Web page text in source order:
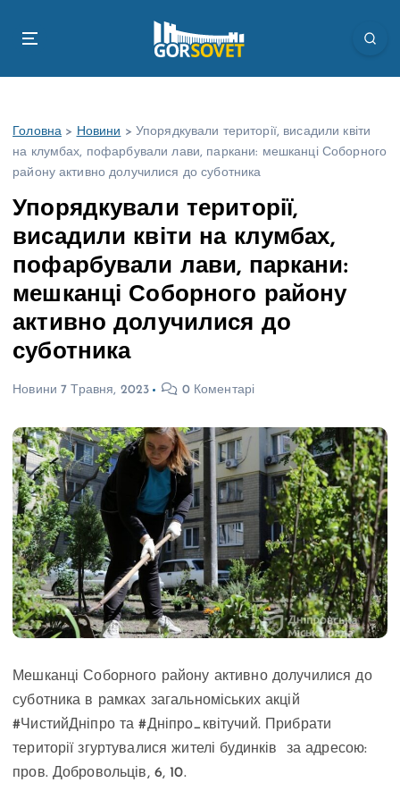
Головна > Новини > Упорядкували території, висадили квіти
на клумбах, пофарбували лави, паркани: мешканці Соборного
району активно долучилися до суботника
Упорядкували території,
висадили квіти на клумбах,
пофарбували лави, паркани:
мешканці Соборного району
активно долучилися до
суботника
Новини 7 Травня, 2023 0 Коментарі
Мешканці Соборного району активно долучилися до
суботника в рамках загальноміських акцій
#ЧистийДніпро та #Дніпро_квітучий. Прибрати
території згуртувалися жителі будинків за адресою:
пров. Добровольців, 6, 10.